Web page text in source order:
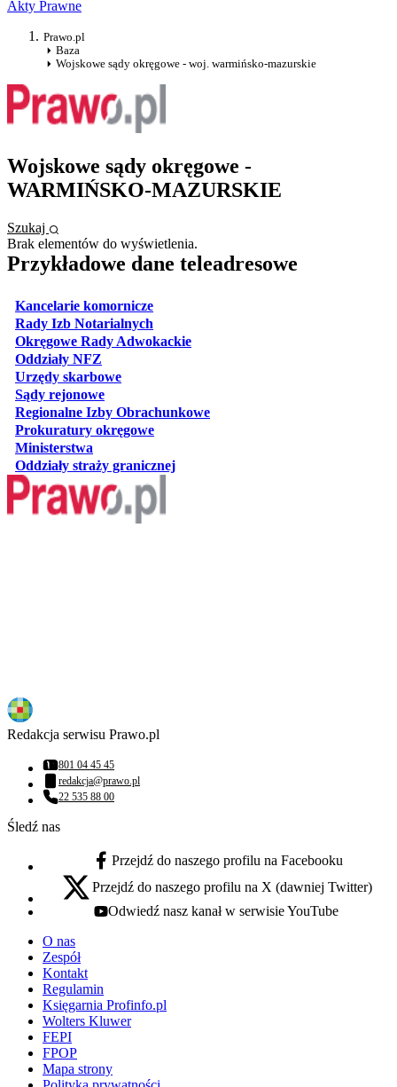
Akty Prawne
Prawo.pl
Baza
Wojskowe sądy okręgowe - woj. warmińsko-mazurskie
Wojskowe sądy okręgowe -
WARMIŃSKO-MAZURSKIE
Szukaj
Brak elementów do wyświetlenia.
Przykładowe dane teleadresowe
Kancelarie komorniczeotwiera się w nowej karcie
Rady Izb Notarialnych
Okręgowe Rady Adwokackieotwiera się w nowej karcie
Oddziały NFZ
Urzędy skarboweotwiera się w nowej karcie
Sądy rejonoweotwiera się w nowej karcie
Regionalne Izby Obrachunkoweotwiera się w nowej karcie
Prokuratury okręgoweotwiera się w nowej karcie
Ministerstwa
Oddziały straży granicznejotwiera się w nowej karcie
Redakcja serwisu Prawo.pl
Numer telefonu:
801 04 45 45
Adres email:
redakcja@prawo.pl
Numer telefonu:
22 535 88 00
Śledź nas
facebook - otwiera się w nowej karcie
Przejdź do naszego profilu na Facebooku
x - otwiera się w nowej karcie
Przejdź do naszego profilu na X (dawniej Twitter)
youtube - otwiera się w nowej karcie
Odwiedź nasz kanał w serwisie YouTube
O nas
Zespół
Kontakt
Regulamin
Księgarnia Profinfo.pl
Wolters Kluwer
FEPI
FPOP
Mapa strony